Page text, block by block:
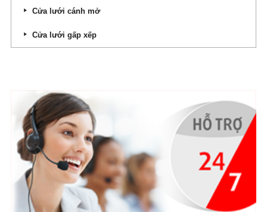
Cửa lưới cánh mở
Cửa lưới gấp xếp